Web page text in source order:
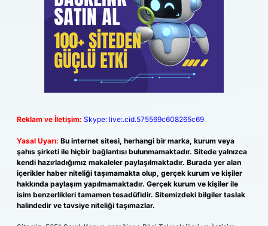
Reklam ve İletişim: Skype: live:.cid.575569c608265c69
Yasal Uyarı: Bu internet sitesi, herhangi bir marka, kurum veya
şahıs şirketi ile hiçbir bağlantısı bulunmamaktadır. Sitede yalnızca
kendi hazırladığımız makaleler paylaşılmaktadır. Burada yer alan
içerikler haber niteliği taşımamakta olup, gerçek kurum ve kişiler
hakkında paylaşım yapılmamaktadır. Gerçek kurum ve kişiler ile
isim benzerlikleri tamamen tesadüfidir. Sitemizdeki bilgiler taslak
halindedir ve tavsiye niteliği taşımazlar.